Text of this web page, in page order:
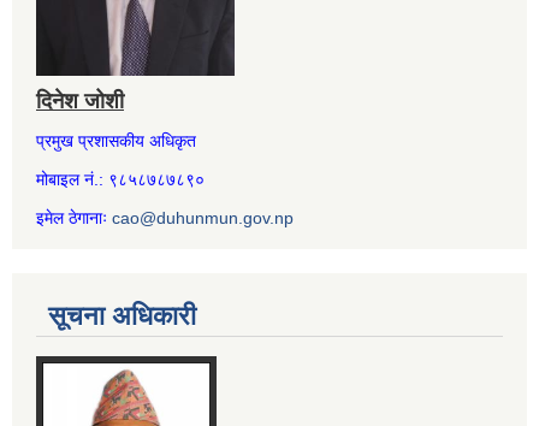
दिनेश जोशी
प्रमुख प्रशासकीय अधिकृत
मोबाइल नं.: ९८५८७८७८९०
इमेल ठेगानाः cao@duhunmun.gov.np
सूचना अधिकारी